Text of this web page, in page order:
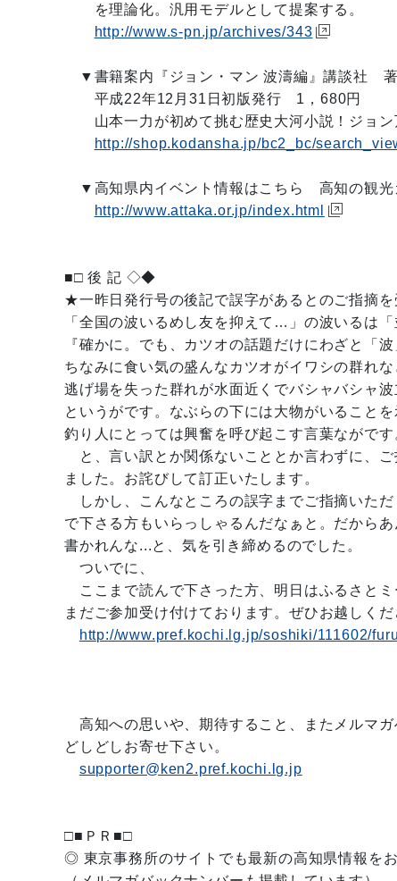
を理論化。汎用モデルとして提案する。
http://www.s-pn.jp/archives/343
▼書籍案内『ジョン・マン 波濤編』講談社 著
平成22年12月31日初版発行 1，680円
山本一力が初めて挑む歴史大河小説！ジョン
http://shop.kodansha.jp/bc2_bc/
▼高知県内イベント情報はこちら 高知の観光
http://www.attaka.or.jp/index.html
■□ 後 記 ◇◆
★一昨日発行号の後記で誤字があるとのご指摘を
「全国の波いるめし友を抑えて…」の波いるは「
『確かに。でも、カツオの話題だけにわざと「波
ちなみに食い気の盛んなカツオがイワシの群れな
逃げ場を失った群れが水面近くでバシャバシャ波
というがです。なぶらの下には大物がいることを
釣り人にとっては興奮を呼び起こす言葉ながです
と、言い訳とか関係ないこととか言わずに、ご
ました。お詫びして訂正いたします。
しかし、こんなところの誤字までご指摘いただ
で下さる方もいらっしゃるんだなぁと。だから
書かれんな...と、気を引き締めるのでした。
ついでに、
ここまで読んで下さった方、明日はふるさと
まだご参加受け付けております。ぜひお越しくだ
http://www.pref.kochi.lg.jp/soshiki/111602/
高知への思いや、期待すること、またメルマガ
どしどしお寄せ下さい。
supporter@ken2.pref.kochi.lg.jp
□■ＰＲ■□
◎ 東京事務所のサイトでも最新の高知県情報をお